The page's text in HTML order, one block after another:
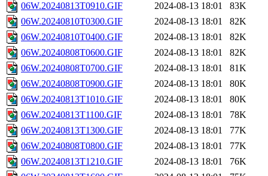
06W.20240813T0910.GIF
2024-08-13 18:01
83K
06W.20240810T0300.GIF
2024-08-13 18:01
82K
06W.20240810T0400.GIF
2024-08-13 18:01
82K
06W.20240808T0600.GIF
2024-08-13 18:01
82K
06W.20240808T0700.GIF
2024-08-13 18:01
81K
06W.20240808T0900.GIF
2024-08-13 18:01
80K
06W.20240813T1010.GIF
2024-08-13 18:01
80K
06W.20240813T1100.GIF
2024-08-13 18:01
78K
06W.20240813T1300.GIF
2024-08-13 18:01
77K
06W.20240808T0800.GIF
2024-08-13 18:01
77K
06W.20240813T1210.GIF
2024-08-13 18:01
76K